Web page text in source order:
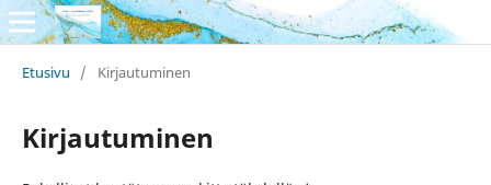
Etusivu / Kirjautuminen
Kirjautuminen